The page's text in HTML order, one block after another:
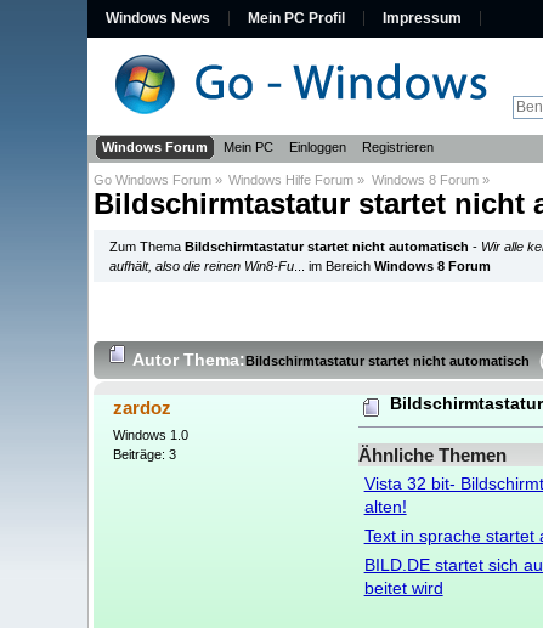
Windows News Mein PC Profil Impressum
Windows Forum Mein PC Einloggen Registrieren
Go Windows Forum » Windows Hilfe Forum » Windows 8 Forum»
Bildschirmtastatur startet nicht
Zum ThemaBildschirmtastatur startet nicht automatisch - Wir alle
aufhält, also die reinen Win8-Fu ... im BereichWindows 8 Forum
AutorThema: Bildschirmtastatur startet nicht automatisch
zardoz
Windows 1.0
Beiträge: 3
Ähnliche Themen
Vista 32 bit-
alten!
Text in sprache startet
BILD.DE startet sich
beitet wird